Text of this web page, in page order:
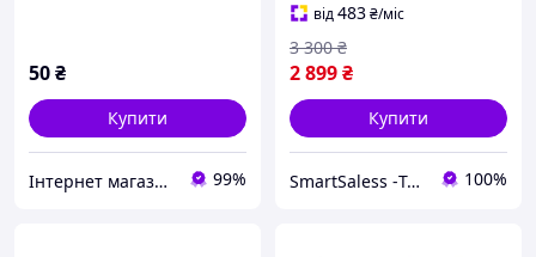
50₴
Купити
Інтернет магазин Salvador 99%
від483₴/міс
2 899₴
3 300 ₴
Купити
SmartSaless -Територія розумних продажів. Інтернет магазин електроніки та товарів для відпочінку 100%